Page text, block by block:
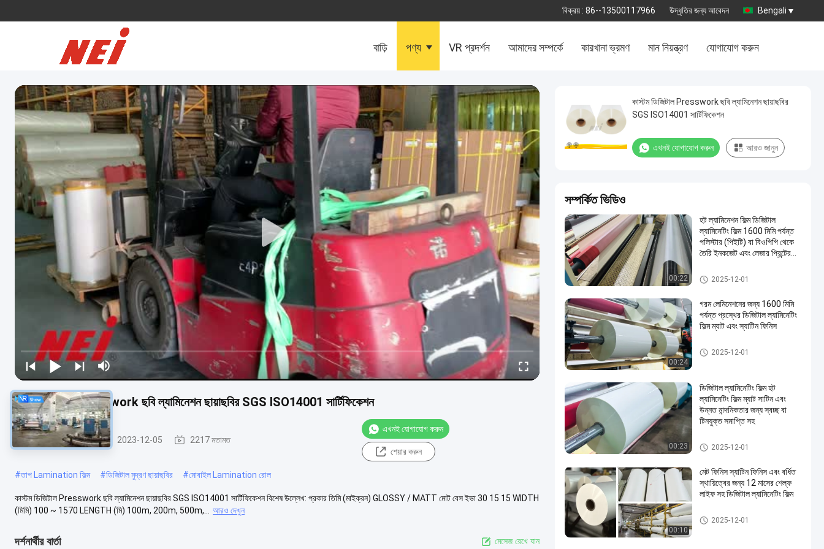
বিক্রয় : 86--13500117966 উদ্ধৃতির জন্য আবেদন Bengali
বাড়ি পণ্য VR প্রদর্শন আমাদের সম্পর্কে কারখানা ভ্রমণ মান নিয়ন্ত্রণ যোগাযোগ করুন
কাস্টম ডিজিটাল Presswork ছবি ল্যামিনেশন ছায়াছবির SGS ISO14001 সার্টিফিকেশন
ডিজিটাল ল্যামিনেট ফিল্ম 2023-12-05 2217 মতামত
এখনই যোগাযোগ করুন
শেয়ার করুন
#তাপ Lamination ফিল্ম #ডিজিটাল মুদ্রণ ছায়াছবির #মোবাইল Lamination রোল
কাস্টম ডিজিটাল Presswork ছবি ল্যামিনেশন ছায়াছবির SGS ISO14001 সার্টিফিকেশন বিশেষ উল্লেখ: প্রকার তিমি (মাইক্রন) GLOSSY / MATT মোট বেস ইভা 30 15 15 WIDTH
(মিমি) 100 ~ 1570 LENGTH (মি) 100m, 200m, 500m,...
আরও দেখুন
দর্শনার্থীর বার্তা মেসেজ রেখে যান
কাস্টম ডিজিটাল Presswork ছবি ল্যামিনেশন ছায়াছবির
SGS ISO14001 সার্টিফিকেশন
এখনই যোগাযোগ করুন আরও জানুন
সম্পর্কিত ভিডিও
00:22
হট ল্যামিনেশন ফিল্ম ডিজিটাল
ল্যামিনেটিং ফিল্ম 1600 মিমি পর্যন্ত
পলিস্টার (পিইটি) বা বিওপিপি থেকে
তৈরি ইনকজেট এবং লেজার প্রিন্টের
ডিজিটাল ল্যামিনেট ফিল্ম
2025-12-01
00:24
গরম লেমিনেশনের জন্য 1600 মিমি
পর্যন্ত প্রস্থের ডিজিটাল ল্যামিনেটিং
ফিল্ম ম্যাট এবং স্যাটিন ফিনিস
ডিজিটাল ল্যামিনেট ফিল্ম
2025-12-01
00:23
ডিজিটাল ল্যামিনেটিং ফিল্ম হট
ল্যামিনেটিং ফিল্ম ম্যাট সাটিন এবং
উন্নত নান্দনিকতার জন্য স্বচ্ছ বা
টিনযুক্ত সমাপ্তি সহ
ডিজিটাল ল্যামিনেট ফিল্ম
2025-12-01
00:10
মেট ফিনিস স্যাটিন ফিনিস এবং বর্ধিত
স্থায়িত্বের জন্য 12 মাসের শেল্ফ
লাইফ সহ ডিজিটাল ল্যামিনেটিং ফিল্ম
ডিজিটাল ল্যামিনেট ফিল্ম
2025-12-01